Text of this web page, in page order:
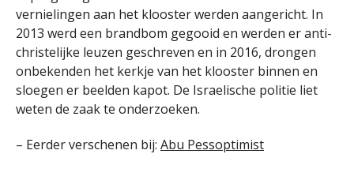
vernielingen aan het klooster werden aangericht. In
2013 werd een brandbom gegooid en werden er anti-
christelijke leuzen geschreven en in 2016, drongen
onbekenden het kerkje van het klooster binnen en
sloegen er beelden kapot. De Israelische politie liet
weten de zaak te onderzoeken.
– Eerder verschenen bij: Abu Pessoptimist